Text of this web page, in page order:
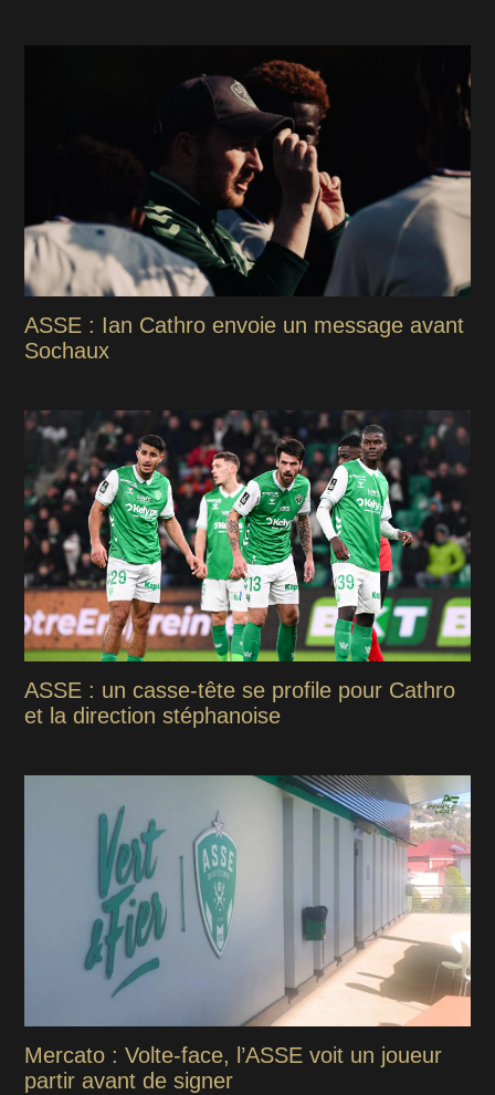
ASSE : Ian Cathro envoie un message avant
Sochaux
ASSE : un casse-tête se profile pour Cathro
et la direction stéphanoise
Mercato : Volte-face, l’ASSE voit un joueur
partir avant de signer